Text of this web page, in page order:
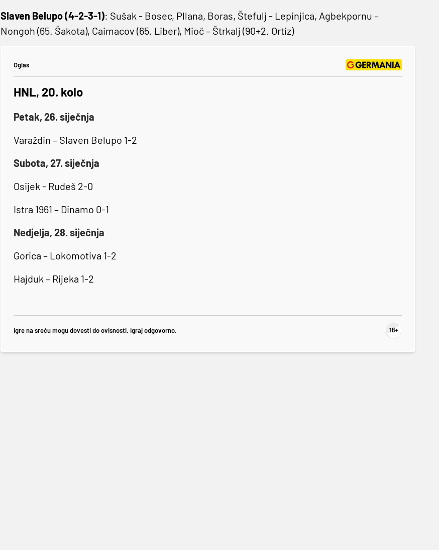
Slaven Belupo (4-2-3-1): Sušak - Bosec, Pllana, Boras, Štefulj - Lepinjica, Agbekpornu –
Nongoh (65. Šakota), Caimacov (65. Liber), Mioč – Štrkalj (90+2. Ortiz)
Oglas
HNL, 20. kolo
Petak, 26. siječnja
Varaždin – Slaven Belupo 1-2
Subota, 27. siječnja
Osijek - Rudeš 2-0
Istra 1961 – Dinamo 0-1
Nedjelja, 28. siječnja
Gorica – Lokomotiva 1-2
Hajduk – Rijeka 1-2
Igre na sreću mogu dovesti do ovisnosti. Igraj odgovorno.